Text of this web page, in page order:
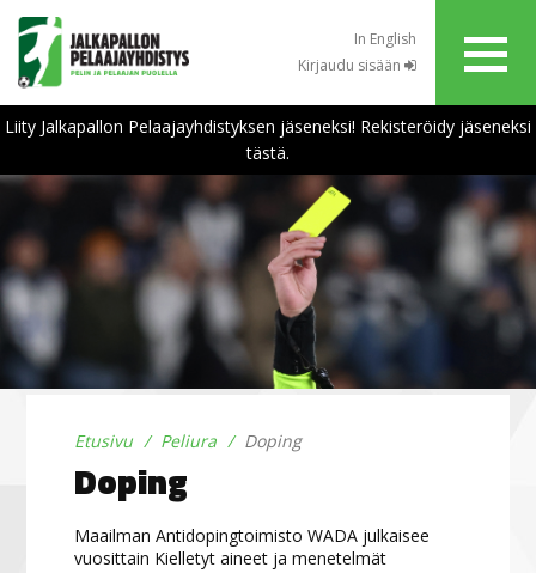
In English
Kirjaudu sisään
Liity Jalkapallon Pelaajayhdistyksen jäseneksi! Rekisteröidy jäseneksi
tästä.
Etusivu Peliura Doping
Doping
Maailman Antidopingtoimisto WADA julkaisee
vuosittain Kielletyt aineet ja menetelmät